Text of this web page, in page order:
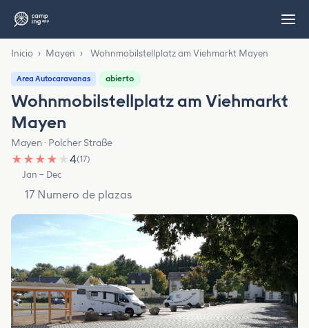
Inicio › Mayen › Wohnmobilstellplatz am Viehmarkt Mayen
Area Autocaravanas abierto
Wohnmobilstellplatz am Viehmarkt
Mayen
Mayen · Polcher Straße
★ ★ ★ ★ ★4(17)
Jan – Dec
17 Numero de plazas